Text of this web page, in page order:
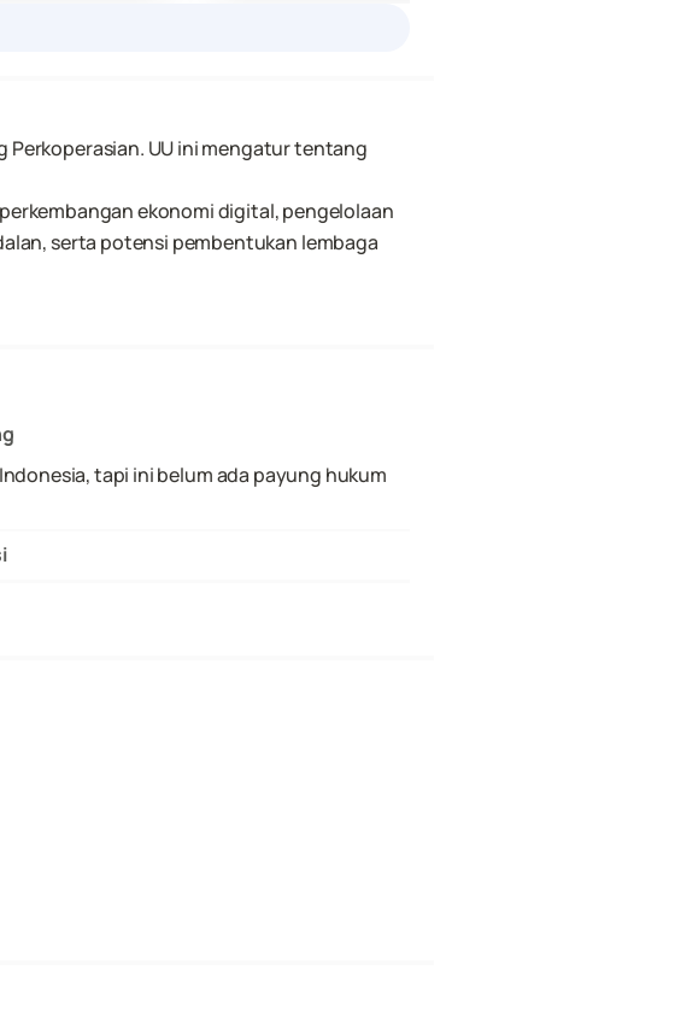
Perkoperasian. UU ini mengatur tentang
ekonomi digital, pengelolaan
serta potensi pembentukan lembaga
tapi ini belum ada payung hukum